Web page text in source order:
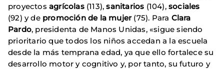
proyectos agrícolas(113),sanitarios (104),sociales
(92) y de promoción de la mujer(75). Para Clara
Pardo, presidenta de Manos Unidas, «sigue siendo
prioritario que todos los niños accedan a la escuela
desde la más temprana edad, ya que ello fortalece su
desarrollo motor y cognitivo y, por tanto, su futuro y